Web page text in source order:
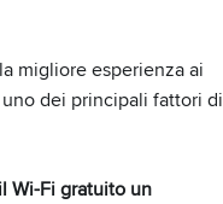
migliore esperienza ai
dei principali fattori di
Wi-Fi gratuito un